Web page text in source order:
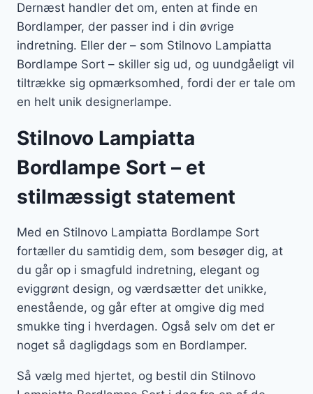
Dernæst handler det om, enten at finde en
Bordlamper, der passer ind i din øvrige
indretning. Eller der – som Stilnovo Lampiatta
Bordlampe Sort – skiller sig ud, og uundgåeligt vil
tiltrække sig opmærksomhed, fordi der er tale om
en helt unik designerlampe.
Stilnovo Lampiatta
Bordlampe Sort – et
stilmæssigt statement
Med en Stilnovo Lampiatta Bordlampe Sort
fortæller du samtidig dem, som besøger dig, at
du går op i smagfuld indretning, elegant og
eviggrønt design, og værdsætter det unikke,
enestående, og går efter at omgive dig med
smukke ting i hverdagen. Også selv om det er
noget så dagligdags som en Bordlamper.
Så vælg med hjertet, og bestil din Stilnovo